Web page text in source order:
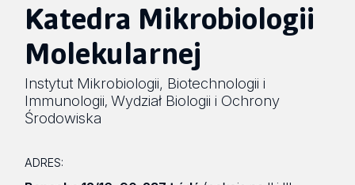
Katedra Mikrobiologii
Molekularnej
Instytut Mikrobiologii, Biotechnologii i
Immunologii, Wydział Biologii i Ochrony
Środowiska
ADRES: